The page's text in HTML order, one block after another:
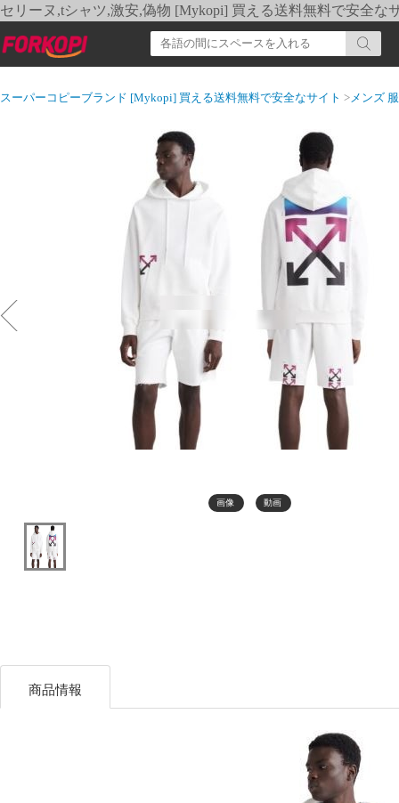
セリーヌ,tシャツ,激安,偽物 [Mykopi] 買える送料無料で安全な
スーパーコピーブランド [Mykopi] 買える送料無料で安全なサイト >メンズ 服
画像 動画
商品情報